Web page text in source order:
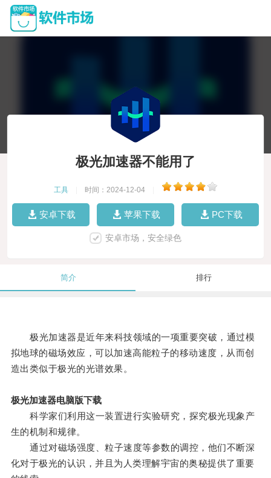
极光加速器不能用了
工具 时间：2024-12-04
安卓下载 苹果下载 PC下载
安卓市场，安全绿色
简介 排行
极光加速器是近年来科技领域的一项重要突破，通过模
拟地球的磁场效应，可以加速高能粒子的移动速度，从而创
造出类似于极光的光谱效果。
极光加速器电脑版下载
科学家们利用这一装置进行实验研究，探究极光现象产
生的机制和规律。
通过对磁场强度、粒子速度等参数的调控，他们不断深
化对于极光的认识，并且为人类理解宇宙的奥秘提供了重要